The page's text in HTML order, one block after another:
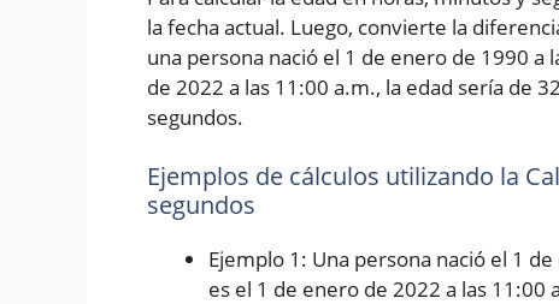
la fecha actual. Luego, convierte la
una persona nació el 1 de enero de 1990 a
de 2022 a las 11:00 a.m., la edad sería de
segundos.
Ejemplos de cálculos utilizando la
segundos
Ejemplo 1: Una persona nació el 1
es el 1 de enero de 2022 a las 11:00